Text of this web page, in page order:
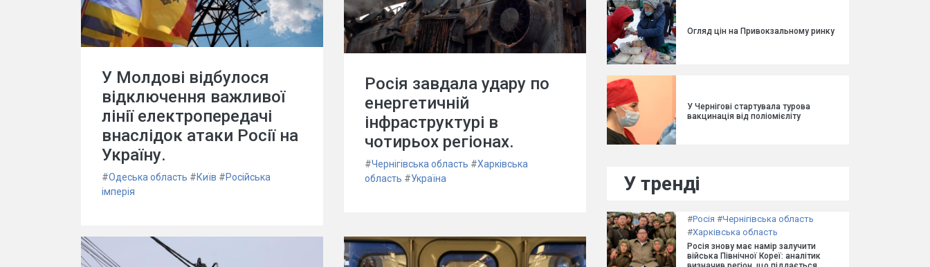
У Молдові відбулося
відключення важливої
лінії електропередачі
внаслідок атаки Росії на
Україну.
#Одеська область #Київ #Російська
імперія
Росія завдала удару по
енергетичній
інфраструктурі в
чотирьох регіонах.
#Чернігівська область #Харківська
область #Україна
Огляд цін на Привокзальному ринку
У Чернігові стартувала турова
вакцинація від поліомієліту
У тренді
#Росія #Чернігівська область
#Харківська область
Росія знову має намір залучити
війська Північної Кореї: аналітик